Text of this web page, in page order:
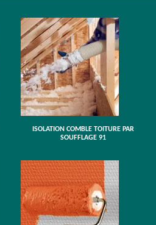
ISOLATION COMBLE TOITURE PAR
SOUFFLAGE 91